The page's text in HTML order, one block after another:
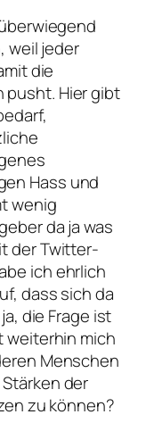
weil jeder
die
pusht. Hier gibt
Hass und
wenig
da ja was
der Twitter-
ich ehrlich
dass sich da
die Frage ist
weiterhin mich
Menschen
der
zu können?